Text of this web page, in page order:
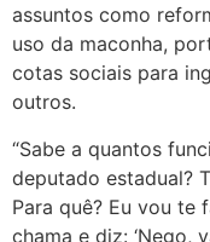
assuntos como
uso da maconha,
cotas sociais para
outros.
“Sabe a quantos
deputado estadual?
Para quê? Eu vou te
chama e diz: ‘Nego,